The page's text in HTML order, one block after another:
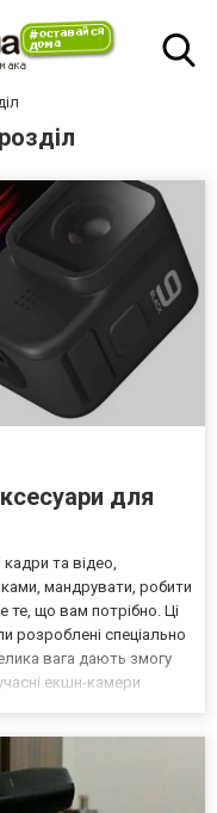
для
та відео,
мандрувати, робити
те, що вам потрібно. Ці
розроблені спеціально
вага дають змогу
екшн-камери